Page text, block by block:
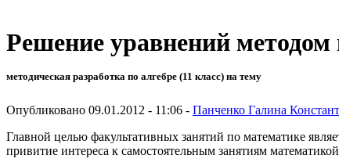
Решение уравнений методом
методическая разработка по алгебре (11 класс) на тему
Опубликовано 09.01.2012 - 11:06 - Панченко Галина
Главной целью факультативных занятий по математике
привитие интереса к самостоятельным занятиям